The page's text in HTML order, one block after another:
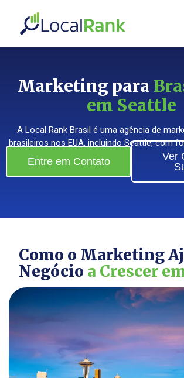
Marketing para
em Seattle
A Local Rank Brasil é uma agência de
brasileiros nos EUA, incluindo Seattle, com
Entre em Contato
Ver
Como o Marketing
Negócio a Crescer